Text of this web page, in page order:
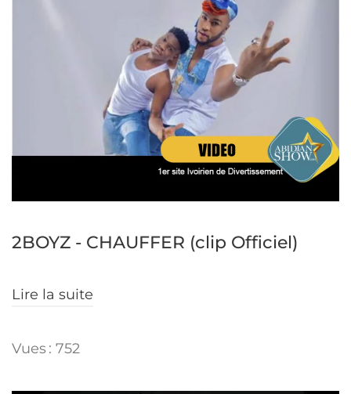
2BOYZ - CHAUFFER (clip Officiel)
Lire la suite
Vues : 752